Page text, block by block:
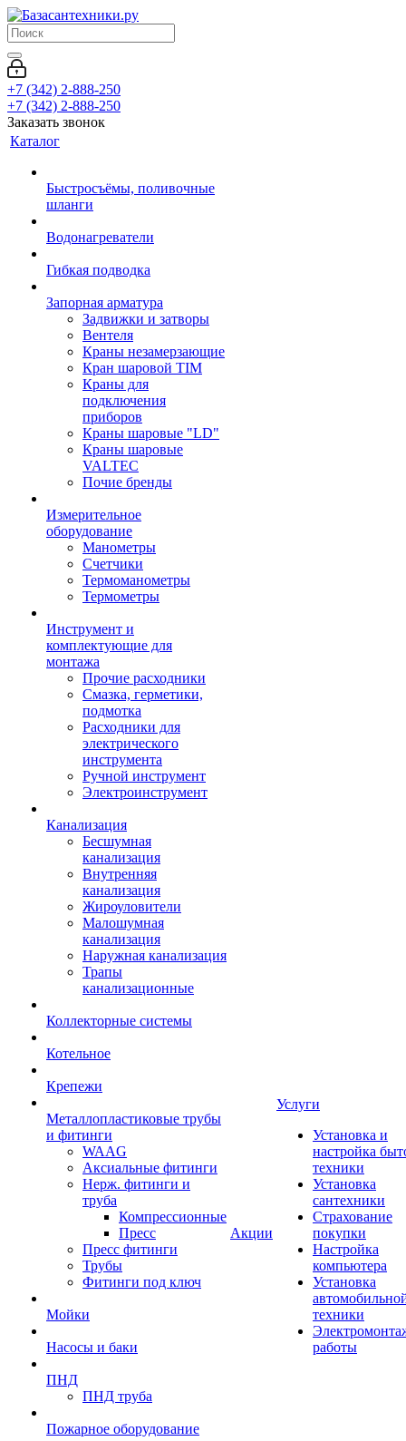
+7 (342) 2-888-250
+7 (342) 2-888-250
Заказать звонок
Каталог
Быстросъёмы, поливочные
шланги
Водонагреватели
Гибкая подводка
Запорная арматура
Задвижки и затворы
Вентеля
Краны незамерзающие
Кран шаровой TIM
Краны для
подключения
приборов
Краны шаровые "LD"
Краны шаровые
VALTEC
Почие бренды
Измерительное
оборудование
Манометры
Счетчики
Термоманометры
Термометры
Инструмент и
комплектующие для
монтажа
Прочие расходники
Смазка, герметики,
подмотка
Расходники для
электрического
инструмента
Ручной инструмент
Электроинструмент
Канализация
Бесшумная
канализация
Внутренняя
канализация
Жироуловители
Малошумная
канализация
Наружная канализация
Трапы
канализационные
Коллекторные системы
Котельное
Крепежи
Металлопластиковые трубы
и фитинги
WAAG
Аксиальные фитинги
Нерж. фитинги и
труба
Компрессионные
Пресс
Пресс фитинги
Трубы
Фитинги под ключ
Мойки
Насосы и баки
ПНД
ПНД труба
Пожарное оборудование
Акции
Услуги
Установка и
настройка
техники
Установка
сантехники
Страхование
покупки
Настройка
компьютера
Установка
техники
работы